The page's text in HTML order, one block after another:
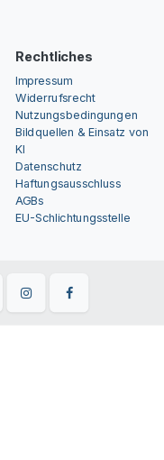
Rechtliches
Impressum
Widerrufsrecht
Nutzungsbedingungen
Bildquellen & Einsatz von
KI
Datenschutz
Haftungsausschluss
AGBs
EU-Schlichtungsstelle